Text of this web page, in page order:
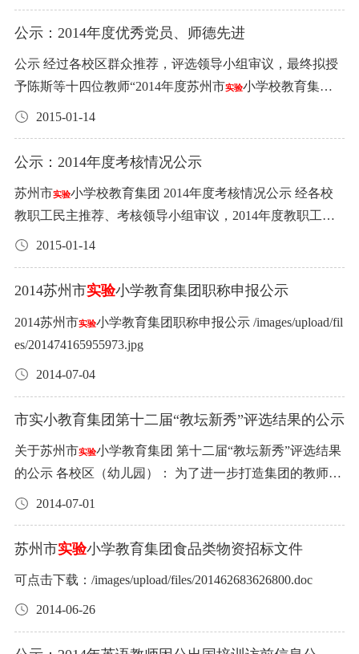
2、服务内容：钢琴的调音。乐器的维修。 3、服务最高限
价 元。 4、服务基本要求： 1、每年两次对28台立式钢琴、
2台三角钢琴进行调音。 2、每年一次对民乐乐器二胡、中
胡、扬琴、琵琶、中阮、古筝、定音鼓、电吉他、电贝司
服务项目十二：玻璃和地毯的清洁保养 1、服务范围：室内
对学校室内地毯清洗、幕墙玻璃与窗户清洗。。 3、服务最
高限价：35000元（根据现行税法，对甲方征收的和本合同
有关的税费由甲方承担，对乙方征收的和本合同有关的税
费由乙方承担） 4、服务基本要求： 1、乙方按照“目视清
人员具体负责甲方清洁服务工作。 3、乙方在服务过程中，
于乙方行为的不当造成的人身伤害和财产损害，乙方承担
一切责任。 外包服务项目十三：教室课后消杀保洁 1、服
务范围：60个班级的课后清洁、消毒。 2、服务内容： B区
教室及教室内的课桌椅等进行清洁消毒。每周5次。 3、服
务最高限价： 150000元（根据现行税法，对甲方征收的和
讲台、门（门框）、门把手等进行清洁消毒。 2、乙方派出
服务人员具体负责甲方教室的清洁、消毒灯服务工作。 3、
乙方按照甲方的清洁标准进行工作。 4、乙方在服务过程
中，必须采取周密的安全措施，避免造成师生的人身和财
害，乙方承担一切责任。 外包服务项目十四：室内绿植租
价格作基准；粮油和调味品以粮油市场和放心粮油店公布
的价格作基准。 6、投标报价以人民币元为单位，计算中标
金额取角位（0.1元），定价以一个学期为周期。 五、中标
价确定方法 1、在保证质量的前提下，原则上低价中标。
服务等作为参考标准，投票确定中标人。 六、招标人的权
招投标工作。 3、对参加投标者进行资格审查，审查内容包
括：有关证照是否齐全，了解投标人的诚信度、食品质量
履约能力、经营状况等。 4、招标书发放后，招标人保留对
求进行验收，合格后办理交收手续。 6、招标方有权拒收以
下商品（食品），由此造成的一切损失由中标方负责。 腐
烂变质、酸败、污秽不洁、混有异物、其他感官性异常的
商品（食品）； 含有毒、有害物质或被的污染的商品（食
少于原物品保期的一半以上商品（食品）； 标签标识不完
品卫生要求，可能对人体健康有影响的商品（食品）。 7、
招标人对中标人未能遵守合同的行为经多次协商仍无效
的，可取消其专营资格，并追究相关责任。 七、中标人的
权利和责任 （一）中标人的权利 1、中标人可取得2017年9
月1 日至2018年6月30日学校食堂中标类食品的专营权(供应
权)。 2、中标人在合同期内发现学校无正当理由外购该类
协商处理。 3、中标人在合同期内有权要求学校采购食品结
华、严月雯、宋菲菲、徐斐、宋丽虹、曹昀昀、徐雯静、
尤珉玉 公示期为5个工作日（2016年8月15日-19日）。公示
期内，如对公示结果有异议，请向办公室反映，联系电
话：65201415。 苏州市实验 小学校 2016年8月15日
部幼儿园 金安洁、张洁来、杨 琪 5.苏州沧浪新城实验幼儿
园 樊 丽、吴子君、姚宣聿 6.吴江明珠幼儿园 王 欢、倪春
下： 一、招标项目大类： 二、1.鲜肉(鲜或冷藏) 2.冷冻鸡
书及其他要求： 投标人具有独立法人资格，独立承担民事
责任能力，保持有履约能力。 投标人必须是苏州市有关食
品合法生产、加工、销售企业或个体工商经营户，有相关
的经营资质。 投标书内需提供以下材料：（含复印件）
（1）.企业营业执照（正副本）、法人代表身份证。 （2）.
成册、投标书正副各一本封在包装内。投标书包装外应注
明投标人的名称、地点、联系方式，投标项目等信息，然
后送交招标单位。 四、时间、地点安排： 投标时间为发布
公告之日至2015年8月10日15时截止。 投标书送交招标单位
时须交履约保证金2000元。 开标时间为2015年8月15日，具
联系方式：费建中：13915542005 潘飞： 15295622552 2015
文件 苏州市
小学教育集团2015年食品类物质采购招标书
一、 招标项目 二、投标人资格 三、参与投标人数量 四、
投标说明 五、中标价确定方法 六、中标人的权利和责任
七、招标人的权利和责任 八、其他说明 一、招标项目 1、
食用调味品 二、投标人资格 1、投标人必须具有独立法人
人必须是苏州市有相关食品合法生产、加工、销售企业或
个体经营户，有相关经营资质。在上述区域内有固定的生
产或经营场所，投标冰冻食制品类需在苏州市范围内设有
公示：2014年度优秀党员、师德先进
公示 经过各校区群众推荐，评选领导小组审议，最终拟授
予陈斯等十四位教师“2014年度苏州市实验小学校教育集团
师德先进”的荣誉称号，拟授予许轶等十一位教师“2014年
拟授予市实小本部一年级等11个团队“2014年度苏州市
如下： （一）2014年度师德先进： 1、本部：陈 斯、沈
祎、吴灵燕、黄 斐、张 敏 2、相小：过 坚、郑益萍、徐 佳
3、吴小：谈文化 4、本幼：俞 璐、杨纯璐 5、新幼：钱
烨、张海燕 6、吴幼：丰新娜 （二）2014年度优秀共产党
员： 1、本部 支部：许 轶、李 音、陆文龙、陈 凉、陆文红
部：赵 洪 4、幼儿园支部：宋婷婷、黄蓉蓉 （三）2014年
3、市实小本部四年级 4、市实小本部教务处 5、市实小本
部学生处 6、相城实小小幼衔接课题组 7、相城实小五年级
组 8、吴江明珠学校一年级组 9、本部幼儿园成长组 10、沧
浪新城幼儿园大班年级组 11、吴江明珠幼儿园“优质园”迎
评小组 公示期：2015年1月5日-13日。如有异议，请致电办
5年1月5日
2015-01-14
公示：2014年度考核情况公示
苏州市实验小学校教育集团 2014年度考核情况公示 经各校
教职工民主推荐、考核领导小组审议，2014年度教职工年
度考核情况公示如下： 一、2014年度考核优秀： ①本部：
杨 政、莫莉萍、 顾晓岚、芮 蕴、余 佳、宗 菁、卢 芠、董
艳、许蓓兰、王恺恒、周 娟、张 楠 ②相小：孟丽群、钱春
玲、费建忠、奚雪慧、沈晓燕、邹 燕、邱晓星、陈 倩、王
悦明、 钱春亚、朱 珏、姚 洁(英) ③吴小：柴勤芬、董 铭、
王晓清、高欣欣、杜康平、赵鹏飞、王 蓓 ④本幼：盛 妍、
蒋怡华、冯佳莹、顾 丽、郑千倩、计秋霞 ⑤新幼：刘 俐、
佳、华 莉、杨 政、莫莉萍、 顾晓岚、芮 蕴、余 佳、宗
菁、卢 芠、董越红、崔逸静、王莉(数)、王恺恒、 周 娟 ②
相小：孟丽群、钱春玲、奚雪慧、沈晓燕、邹 燕、邱晓
星、陈 倩、王悦明、钱春亚 ③吴小：柴勤芬、王晓清、高
秋霞 ⑤新幼：刘 俐、钱晶莹、张雯婷、杨 斐、刘红燕 ⑥吴
2015-01-14
2014苏州市实验小学教育集团职称申报公示
2014苏州市实验小学教育集团职称申报公示 /images/upload/fil
es/201474165955973.jpg
2014-07-04
市实小教育集团第十二届“教坛新秀”评选结果的公示
关于苏州市实验小学教育集团 第十二届“教坛新秀”评选结果
的公示 各校区（幼儿园）： 为了进一步打造集团的教师梯
队，促进教师业务能力的提升，鼓励挖掘一批素质好有潜
制度，经评审小组的全面考核评定，遴选出了一批敬业爱
高的教育水平，又有较强的教科研能力，在实施素质教育
中取得显著成绩的青年教师。经校长室研究决定，对李亢
等21位教师授予苏州市实验小学教育集团青年教师“教坛新
2014-07-01
苏州市实验小学教育集团食品类物资招标文件
可点击下载：/images/upload/files/201462683626800.doc
2014-06-26